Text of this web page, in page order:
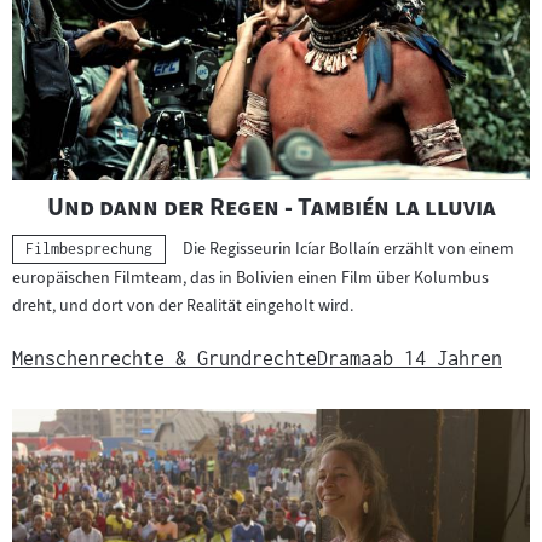
"
Und dann der Regen - También la lluvia"
Kategorie:
Filmbesprechung
Die Regisseurin Icíar Bollaín erzählt von einem
europäischen Filmteam, das in Bolivien einen Film über Kolumbus
dreht, und dort von der Realität eingeholt wird.
Menschenrechte & GrundrechteDramaab 14 Jahren